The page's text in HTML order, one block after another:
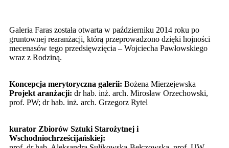
Galeria Faras została otwarta w październiku 2014 roku po
gruntownej rearanżacji, którą przeprowadzono dzięki hojności
mecenasów tego przedsięwzięcia – Wojciecha Pawłowskiego
wraz z Rodziną.
Koncepcja merytoryczna galerii: Bożena Mierzejewska
Projekt aranżacji: dr hab. inż. arch. Mirosław Orzechowski,
prof. PW; dr hab. inż. arch. Grzegorz Rytel
kurator Zbiorów Sztuki Starożytnej i
Wschodniochrześcijańskiej: